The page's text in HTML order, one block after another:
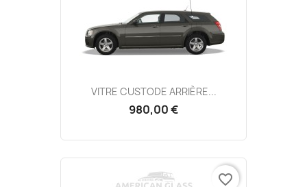
VITRE CUSTODE ARRIÈRE...
980,00 €
favorite_border